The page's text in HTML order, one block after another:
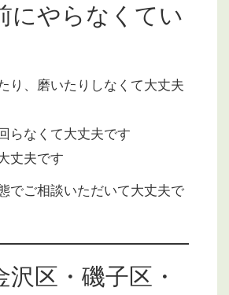
にやらなくてい
り、磨いたりしなくて大丈夫
らなくて大丈夫です
丈夫です
でご相談いただいて大丈夫で
沢区・磯子区・